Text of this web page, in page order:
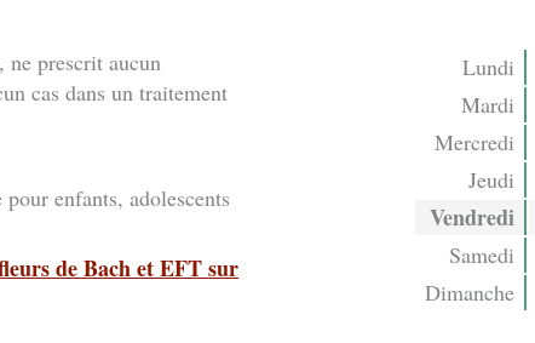
ne prescrit aucun
cas dans un traitement
enfants, adolescents
de Bach et EFT sur
Lundi
Mardi
Mercredi
Jeudi
Vendredi
Samedi
Dimanche